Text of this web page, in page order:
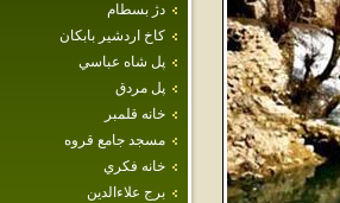
دژ بسطام
كاخ اردشير بابكان
پل‌ شاه‌ عباسي‌
پل مردق
خانه قلمبر
مسجد جامع قروه
خانه فكري
برج علاءالدين